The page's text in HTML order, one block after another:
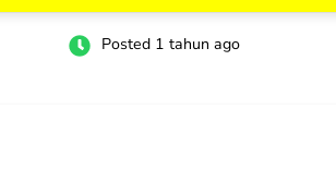
Posted 1 tahun ago